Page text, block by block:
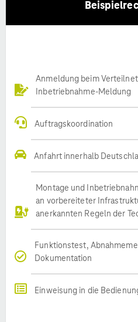
Anmeldung beim
Inbetriebnahme-Meldung
Auftragskoordination
Anfahrt innerhalb
Montage und
an vorbereiteter
anerkannten Regeln der
Funktionstest,
Dokumentation
Einweisung in die